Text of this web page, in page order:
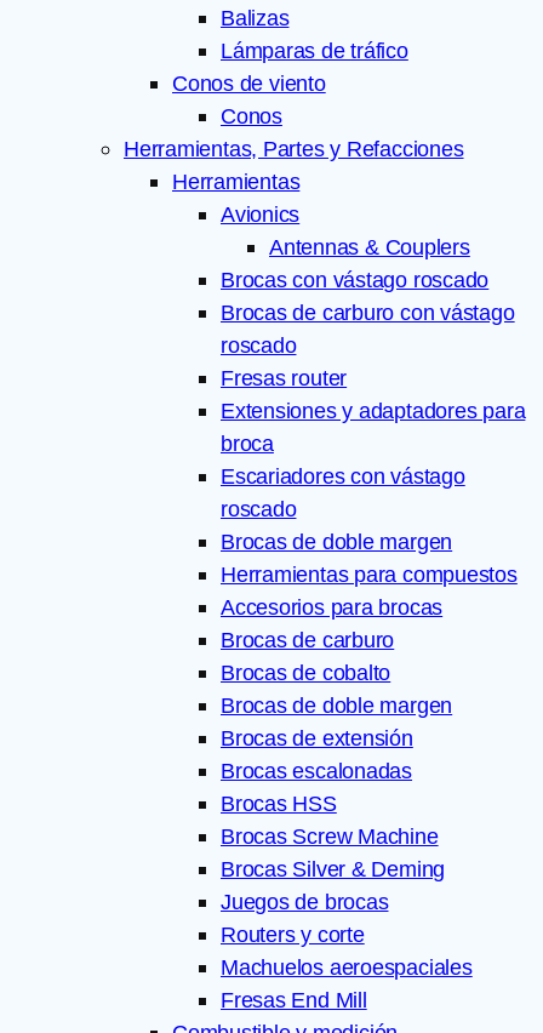
Balizas
Lámparas de tráfico
Conos de viento
Conos
Herramientas, Partes y Refacciones
Herramientas
Avionics
Antennas & Couplers
Brocas con vástago roscado
Brocas de carburo con vástago
roscado
Fresas router
Extensiones y adaptadores para
broca
Escariadores con vástago
roscado
Brocas de doble margen
Herramientas para compuestos
Accesorios para brocas
Brocas de carburo
Brocas de cobalto
Brocas de doble margen
Brocas de extensión
Brocas escalonadas
Brocas HSS
Brocas Screw Machine
Brocas Silver & Deming
Juegos de brocas
Routers y corte
Machuelos aeroespaciales
Fresas End Mill